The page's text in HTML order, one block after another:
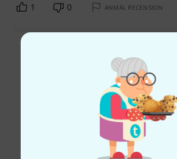
1 0 ANMÄL RECENSION
Läs alla recensioner
Visste du?
Onlineguide